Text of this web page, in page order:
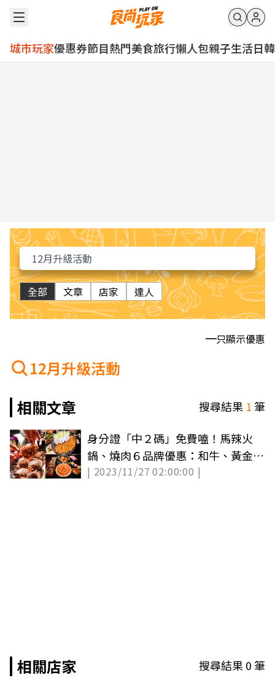
城市玩家優惠券節目熱門美食旅行懶人包親子生活日韓
全部 文章 店家 達人
只顯示優惠
12月升級活動
相關文章
搜尋結果 1筆
身分證「中２碼」免費嗑！馬辣火
鍋、燒肉６品牌優惠：和牛、黃金蟹
吃到飽
| 2023/11/27 02:00:00 |
相關店家 搜尋結果0筆